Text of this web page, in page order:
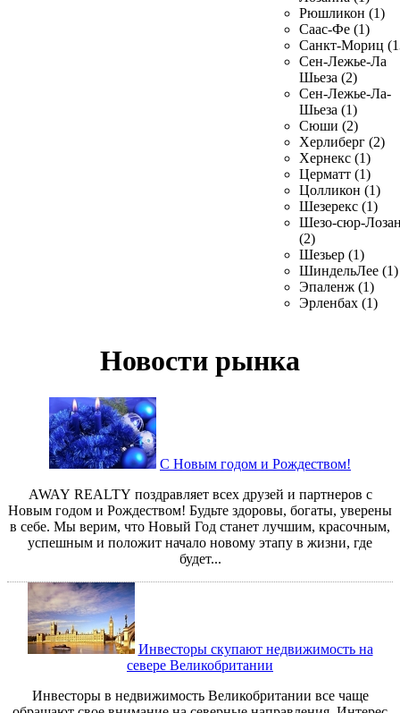
Рюшликон (1)
Саас-Фе (1)
Санкт-Мориц
Сен-Лежье-Ла
Шьеза (2)
Сен-Лежье-Ла-
Шьеза (1)
Сюши (2)
Херлиберг (2)
Хернекс (1)
Церматт (1)
Цолликон (1)
Шезерекс (1)
Шезо-сюр-
(2)
Шезьер (1)
ШиндельЛее (1)
Эпаленж (1)
Эрленбах (1)
Новости рынка
С Новым годом и Рождеством!
AWAY REALTY поздравляет всех друзей и партнеров с
Новым годом и Рождеством! Будьте здоровы, богаты, уверены
в себе. Мы верим, что Новый Год станет лучшим, красочным,
успешным и положит начало новому этапу в жизни, где
будет...
Инвесторы скупают недвижимость на
севере Великобритании
Инвесторы в недвижимость Великобритании все чаще